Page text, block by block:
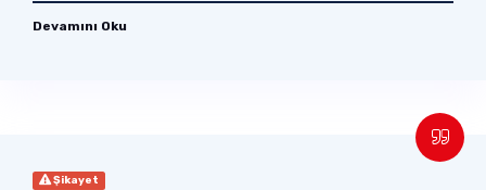
Devamını Oku
Şikayet